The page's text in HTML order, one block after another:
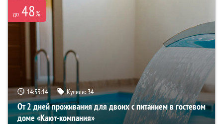
до 48%
14:53:13 Купили:34
От 2 дней проживания для двоих с питанием в гостевом
доме «Кают-компания»